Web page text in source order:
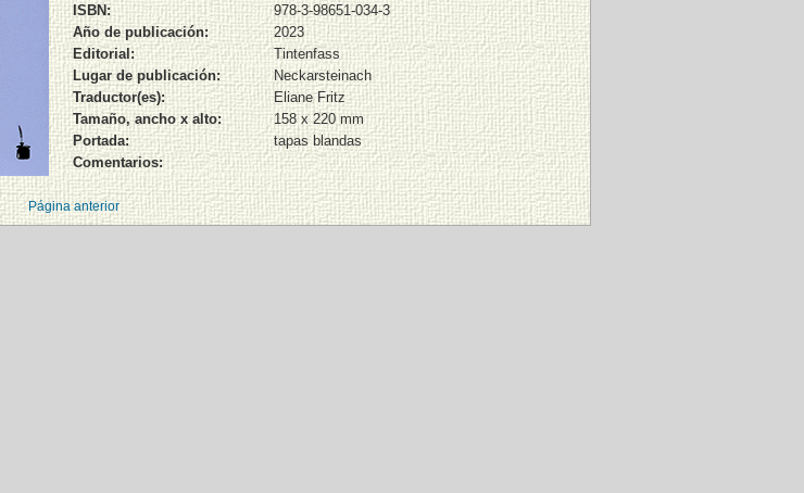
ISBN:
978-3-98651-034-3
Año de publicación:
2023
Editorial:
Tintenfass
Lugar de publicación:
Neckarsteinach
Traductor(es):
Eliane Fritz
Tamaño, ancho x alto:
158 x 220 mm
Portada:
tapas blandas
Comentarios:
Página anterior